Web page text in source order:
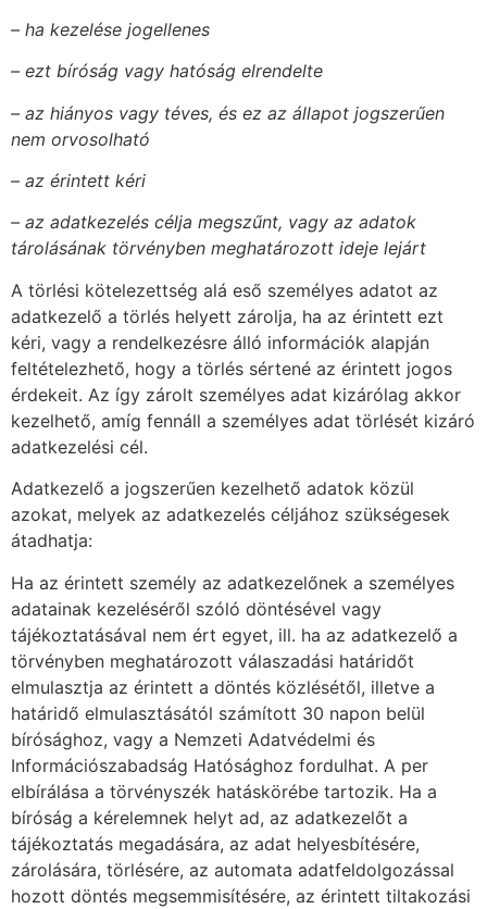
– ha kezelése jogellenes
– ezt bíróság vagy hatóság elrendelte
– az hiányos vagy téves, és ez az állapot jogszerűen
nem orvosolható
– az érintett kéri
– az adatkezelés célja megszűnt, vagy az adatok
tárolásának törvényben meghatározott ideje lejárt
A törlési kötelezettség alá eső személyes adatot az
adatkezelő a törlés helyett zárolja, ha az érintett ezt
kéri, vagy a rendelkezésre álló információk alapján
feltételezhető, hogy a törlés sértené az érintett jogos
érdekeit. Az így zárolt személyes adat kizárólag akkor
kezelhető, amíg fennáll a személyes adat törlését kizáró
adatkezelési cél.
Adatkezelő a jogszerűen kezelhető adatok közül
azokat, melyek az adatkezelés céljához szükségesek
átadhatja:
Ha az érintett személy az adatkezelőnek a személyes
adatainak kezeléséről szóló döntésével vagy
tájékoztatásával nem ért egyet, ill. ha az adatkezelő a
törvényben meghatározott válaszadási határidőt
elmulasztja az érintett a döntés közlésétől, illetve a
határidő elmulasztásától számított 30 napon belül
bírósághoz, vagy a Nemzeti Adatvédelmi és
Információszabadság Hatósághoz fordulhat. A per
elbírálása a törvényszék hatáskörébe tartozik. Ha a
bíróság a kérelemnek helyt ad, az adatkezelőt a
tájékoztatás megadására, az adat helyesbítésére,
zárolására, törlésére, az automata adatfeldolgozással
hozott döntés megsemmisítésére, az érintett tiltakozási